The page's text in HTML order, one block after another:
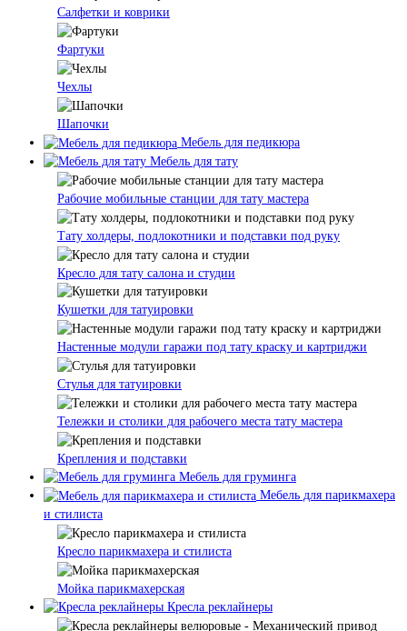
Салфетки и коврики
Фартуки
Чехлы
Шапочки
Мебель для педикюра
Мебель для тату
Рабочие мобильные станции для тату мастера
Тату холдеры, подлокотники и подставки под руку
Кресло для тату салона и студии
Кушетки для татуировки
Настенные модули гаражи под тату краску и картриджи
Стулья для татуировки
Тележки и столики для рабочего места тату мастера
Крепления и подставки
Мебель для груминга
Мебель для парикмахера
и стилиста
Кресло парикмахера и стилиста
Мойка парикмахерская
Кресла реклайнеры